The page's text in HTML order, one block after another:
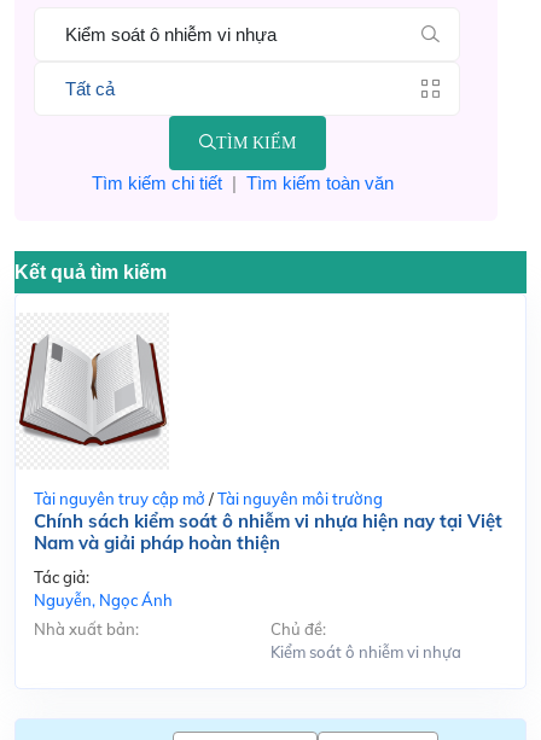
TÌM KIẾM
Tìm kiếm chi tiết| Tìm kiếm toàn văn
Kết quả tìm kiếm
Tài nguyên truy cập mở /Tài nguyên môi trường
Chính sách kiểm soát ô nhiễm vi nhựa hiện nay tại Việt
Nam và giải pháp hoàn thiện
Tác giả:
Nguyễn, Ngọc Ánh
Nhà xuất bản:
Chủ đề:
Kiểm soát ô nhiễm vi nhựa